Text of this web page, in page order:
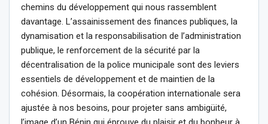
chemins du développement qui nous rassemblent
davantage. L’assainissement des finances publiques, la
dynamisation et la responsabilisation de l’administration
publique, le renforcement de la sécurité par la
décentralisation de la police municipale sont des leviers
essentiels de développement et de maintien de la
cohésion. Désormais, la coopération internationale sera
ajustée à nos besoins, pour projeter sans ambigüité,